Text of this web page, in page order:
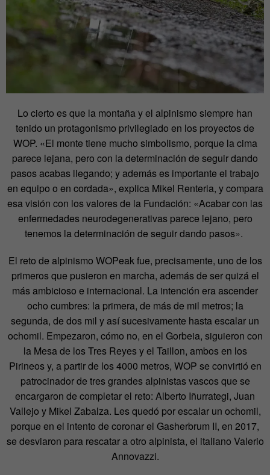
Lo cierto es que la montaña y el alpinismo siempre han
tenido un protagonismo privilegiado en los proyectos de
WOP. «El monte tiene mucho simbolismo, porque la cima
parece lejana, pero con la determinación de seguir dando
pasos acabas llegando; y además es importante el trabajo
en equipo o en cordada», explica Mikel Renteria, y compara
esa visión con los valores de la Fundación: «Acabar con las
enfermedades neurodegenerativas parece lejano, pero
tenemos la determinación de seguir dando pasos».
El reto de alpinismo WOPeak fue, precisamente, uno de los
primeros que pusieron en marcha, además de ser quizá el
más ambicioso e internacional. La intención era ascender
ocho cumbres: la primera, de más de mil metros; la
segunda, de dos mil y así sucesivamente hasta escalar un
ochomil. Empezaron, cómo no, en el Gorbeia, siguieron con
la Mesa de los Tres Reyes y el Taillon, ambos en los
Pirineos y, a partir de los 4000 metros, WOP se convirtió en
patrocinador de tres grandes alpinistas vascos que se
encargaron de completar el reto: Alberto Iñurrategi, Juan
Vallejo y Mikel Zabalza. Les quedó por escalar un ochomil,
porque en el intento de coronar el Gasherbrum II, en 2017,
se desviaron para rescatar a otro alpinista, el italiano Valerio
Annovazzi.